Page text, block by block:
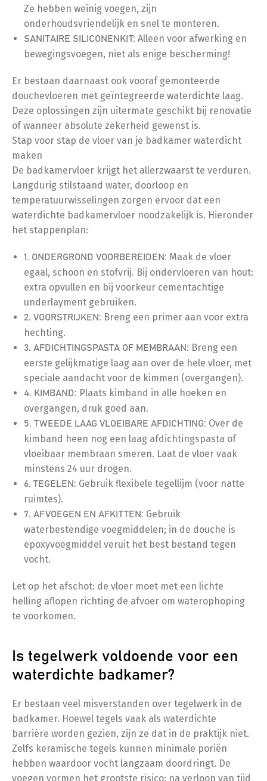
Ze hebben weinig voegen, zijn
onderhoudsvriendelijk en snel te monteren.
SANITAIRE SILICONENKIT: Alleen voor afwerking en
bewegingsvoegen, niet als enige bescherming!
Er bestaan daarnaast ook vooraf gemonteerde
douchevloeren met geïntegreerde waterdichte laag.
Deze oplossingen zijn uitermate geschikt bij renovatie
of wanneer absolute zekerheid gewenst is.
Stap voor stap de vloer van je badkamer waterdicht
maken
De badkamervloer krijgt het allerzwaarst te verduren.
Langdurig stilstaand water, doorloop en
temperatuurwisselingen zorgen ervoor dat een
waterdichte badkamervloer noodzakelijk is. Hieronder
het stappenplan:
1. ONDERGROND VOORBEREIDEN: Maak de vloer
egaal, schoon en stofvrij. Bij ondervloeren van hout:
extra opvullen en bij voorkeur cementachtige
underlayment gebruiken.
2. VOORSTRIJKEN: Breng een primer aan voor extra
hechting.
3. AFDICHTINGSPASTA OF MEMBRAAN: Breng een
eerste gelijkmatige laag aan over de hele vloer, met
speciale aandacht voor de kimmen (overgangen).
4. KIMBAND: Plaats kimband in alle hoeken en
overgangen, druk goed aan.
5. TWEEDE LAAG VLOEIBARE AFDICHTING: Over de
kimband heen nog een laag afdichtingspasta of
vloeibaar membraan smeren. Laat de vloer vaak
minstens 24 uur drogen.
6. TEGELEN: Gebruik flexibele tegellijm (voor natte
ruimtes).
7. AFVOEGEN EN AFKITTEN: Gebruik
waterbestendige voegmiddelen; in de douche is
epoxyvoegmiddel veruit het best bestand tegen
vocht.
Let op het afschot: de vloer moet met een lichte
helling aflopen richting de afvoer om waterophoping
te voorkomen.
Is tegelwerk voldoende voor een
waterdichte badkamer?
Er bestaan veel misverstanden over tegelwerk in de
badkamer. Hoewel tegels vaak als waterdichte
barrière worden gezien, zijn ze dat in de praktijk niet.
Zelfs keramische tegels kunnen minimale poriën
hebben waardoor vocht langzaam doordringt. De
voegen vormen het grootste risico: na verloop van tijd